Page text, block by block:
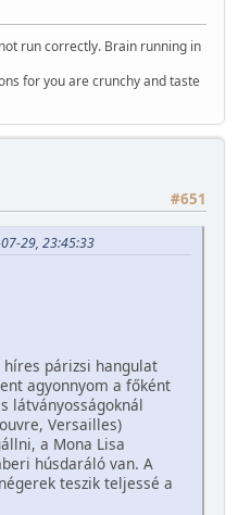
run correctly. Brain running in
for you are crunchy and taste
#651
29, 23:45:33
híres párizsi hangulat
agyonnyom a főként
látványosságoknál
Versailles)
a Mona Lisa
húsdaráló van. A
teszik teljessé a